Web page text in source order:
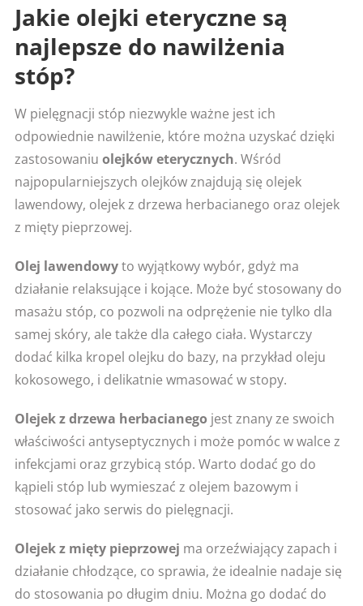
Jakie olejki eteryczne są
najlepsze do nawilżenia
stóp?
W pielęgnacji stóp niezwykle ważne jest ich
odpowiednie nawilżenie, które można uzyskać dzięki
zastosowaniu olejków eterycznych. Wśród
najpopularniejszych olejków znajdują się olejek
lawendowy, olejek z drzewa herbacianego oraz olejek
z mięty pieprzowej.
Olej lawendowyto wyjątkowy wybór, gdyż ma
działanie relaksujące i kojące. Może być stosowany do
masażu stóp, co pozwoli na odprężenie nie tylko dla
samej skóry, ale także dla całego ciała. Wystarczy
dodać kilka kropel olejku do bazy, na przykład oleju
kokosowego, i delikatnie wmasować w stopy.
Olejek z drzewa herbacianego jest znany ze swoich
właściwości antyseptycznych i może pomóc w walce z
infekcjami oraz grzybicą stóp. Warto dodać go do
kąpieli stóp lub wymieszać z olejem bazowym i
stosować jako serwis do pielęgnacji.
Olejek z mięty pieprzowej ma orzeźwiający zapach i
działanie chłodzące, co sprawia, że idealnie nadaje się
do stosowania po długim dniu. Można go dodać do